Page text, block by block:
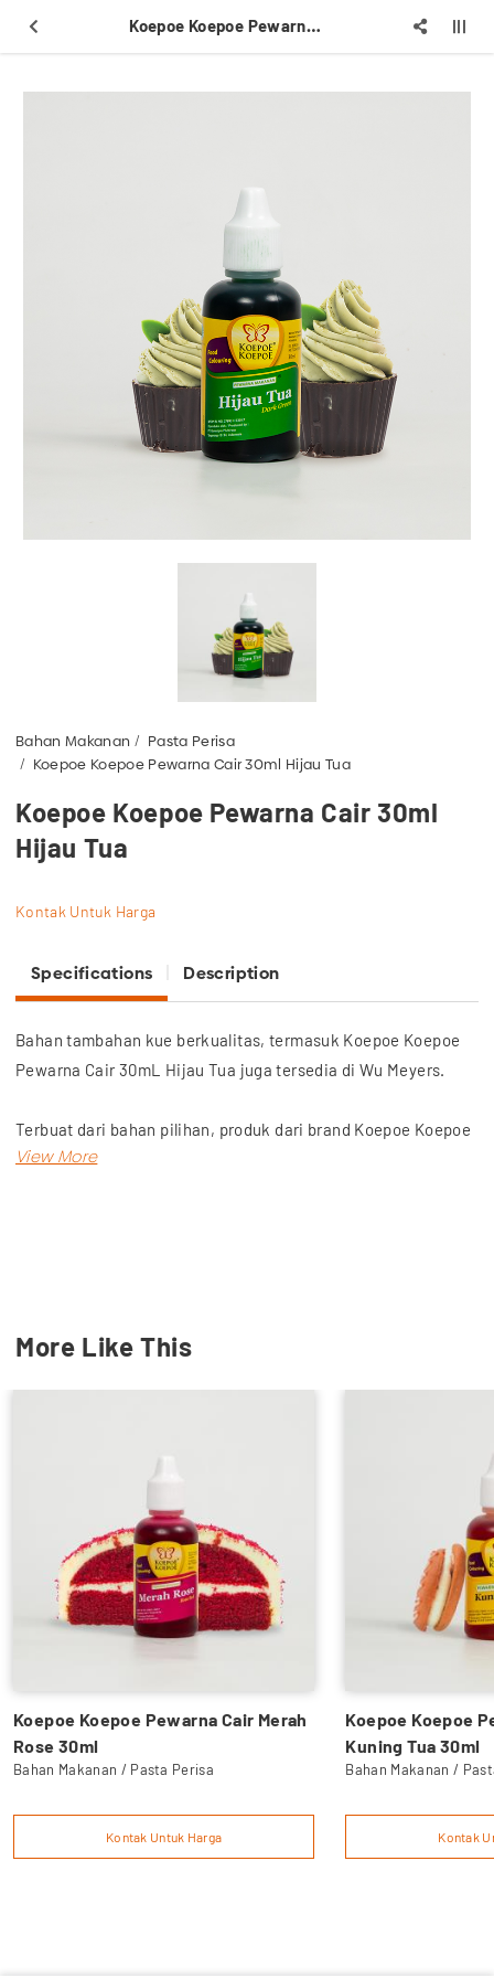
Koepoe Koepoe Pewarna Cair 30ml Hijau Tua
Bahan Makanan
Pasta Perisa
Koepoe Koepoe Pewarna Cair 30ml Hijau Tua
Koepoe Koepoe Pewarna Cair 30ml
Hijau Tua
Kontak Untuk Harga
Specifications Description
Bahan tambahan kue berkualitas, termasuk Koepoe Koepoe
Pewarna Cair 30mL Hijau Tua juga tersedia di Wu Meyers.
Terbuat dari bahan pilihan, produk dari brand Koepoe Koepoe
ini menghasilkan warna hijau tua terbaik.
More Like This
Koepoe Koepoe Pewarna Cair Merah
Rose 30ml
Bahan Makanan / Pasta Perisa
Kontak Untuk Harga
Koepoe Koepoe
Kuning Tua 30ml
Bahan Makanan /
Kontak